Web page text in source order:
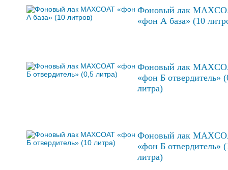
Фоновый лак
«фон А база» (10
Фоновый лак
«фон Б отвердитель»
литра)
Фоновый лак
«фон Б отвердитель»
литра)